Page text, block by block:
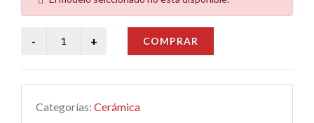
COMPRAR
Categorías: Cerámica